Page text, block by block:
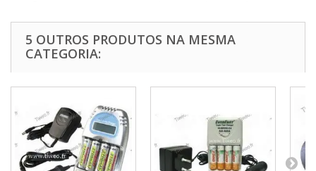
5 OUTROS PRODUTOS NA MESMA
CATEGORIA: